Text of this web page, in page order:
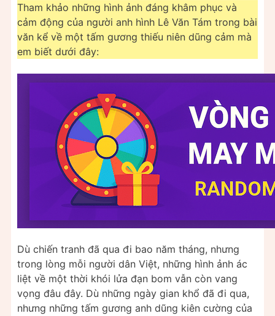
Tham khảo những hình ảnh đáng khâm phục và
cảm động của người anh hình Lê Văn Tám trong bài
văn kể về một tấm gương thiếu niên dũng cảm mà
em biết dưới đây:
Dù chiến tranh đã qua đi bao năm tháng, nhưng
trong lòng mỗi người dân Việt, những hình ảnh ác
liệt về một thời khói lửa đạn bom vẫn còn vang
vọng đâu đây. Dù những ngày gian khổ đã đi qua,
nhưng những tấm gương anh dũng kiên cường của